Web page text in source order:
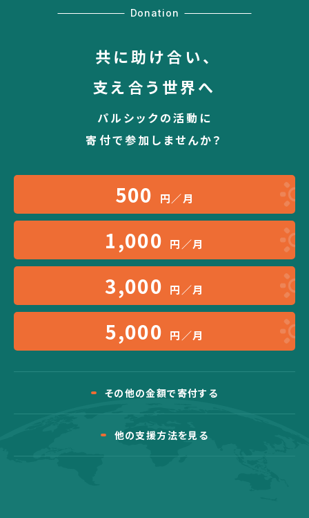
Donation
共に助け合い、
支え合う世界へ
パルシックの活動に
寄付で参加しませんか？
500 円／月
1,000 円／月
3,000 円／月
5,000 円／月
その他の金額で寄付する
他の支援方法を見る